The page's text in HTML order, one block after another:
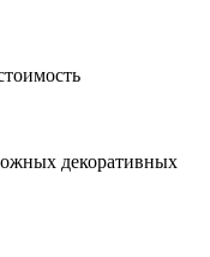
декоративных